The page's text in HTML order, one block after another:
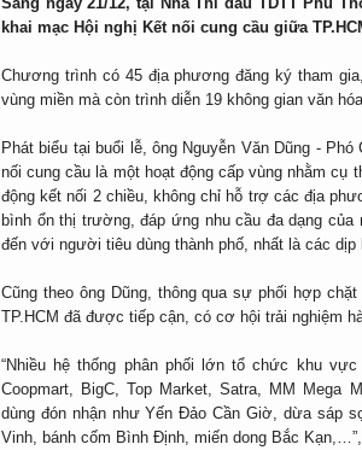
khai mạc Hội nghị Kết nối cung cầu giữa
Chương trình có 45 địa phương đăng ký tham
vùng miền mà còn trình diễn 19 không gian văn
Phát biểu tại buổi lễ, ông Nguyễn Văn Dũng -
nối cung cầu là một hoạt động cấp vùng nhằm cụ
động kết nối 2 chiều, không chỉ hỗ trợ các địa
bình ổn thị trường, đáp ứng nhu cầu đa dạng
đến với người tiêu dùng thành phố, nhất là các dịp
Cũng theo ông Dũng, thông qua sự phối hợp
TP.HCM đã được tiếp cận, có cơ hội trải nghiệm
“Nhiều hệ thống phân phối lớn tổ chức khu
Coopmart, BigC, Top Market, Satra, MM
dùng đón nhận như Yến Đảo Cần Giờ, dừa sáp
Vinh, bánh cốm Bình Định, miến dong Bắc